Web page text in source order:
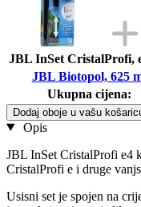
JBL InSet CristalProfi,
JBL Biotopol, 625
Ukupna cijena:
Dodaj oboje u vašu
Opis
JBL InSet CristalProfi e4
CristalProfi e i druge
Usisni set je spojen na